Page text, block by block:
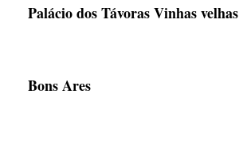
Palácio dos Távoras Vinhas velhas
Bons Ares